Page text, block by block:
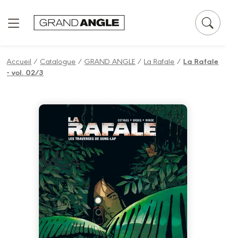
Accueil / Catalogue / GRAND ANGLE /La Rafale / La Rafale
- vol. 02/3